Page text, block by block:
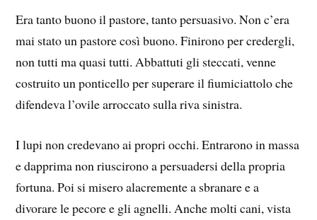
Era tanto buono il pastore, tanto persuasivo. Non c’era
mai stato un pastore così buono. Finirono per credergli,
non tutti ma quasi tutti. Abbattuti gli steccati, venne
costruito un ponticello per superare il fiumiciattolo che
difendeva l’ovile arroccato sulla riva sinistra.
I lupi non credevano ai propri occhi. Entrarono in massa
e dapprima non riuscirono a persuadersi della propria
fortuna. Poi si misero alacremente a sbranare e a
divorare le pecore e gli agnelli. Anche molti cani, vista